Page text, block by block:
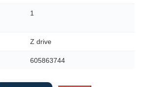
1
Z drive
605863744